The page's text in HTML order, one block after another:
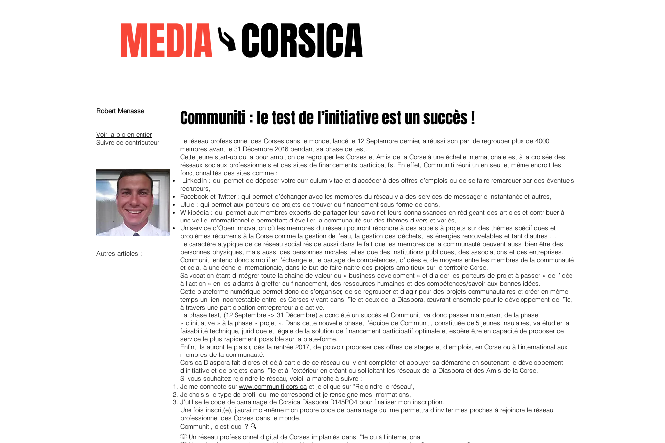
MEDIACORSICA
Robert Menasse
Voir la bio en entier
Suivre ce contributeur
Autres articles :
Communiti : le test de l’initiative est un succès !
Le réseau professionnel des Corses dans le monde, lancé le 12 Septembre dernier, a réussi son pari de regrouper plus de 4000
membres avant le 31 Décembre 2016 pendant sa phase de test.
Cette jeune start-up qui a pour ambition de regrouper les Corses et Amis de la Corse à une échelle internationale est à la croisée des
réseaux sociaux professionnels et des sites de financements participatifs. En effet, Communiti réuni un en seul et même endroit les
fonctionnalités des sites comme :
LinkedIn : qui permet de déposer votre curriculum vitae et d’accéder à des offres d’emplois ou de se faire remarquer par des éventuels
recruteurs,
Facebook et Twitter : qui permet d’échanger avec les membres du réseau via des services de messagerie instantanée et autres,
Ulule : qui permet aux porteurs de projets de trouver du financement sous forme de dons,
Wikipédia : qui permet aux membres-experts de partager leur savoir et leurs connaissances en rédigeant des articles et contribuer à
une veille informationnelle permettant d’éveiller la communauté sur des thèmes divers et variés,
Un service d’Open Innovation où les membres du réseau pourront répondre à des appels à projets sur des thèmes spécifiques et
problèmes récurrents à la Corse comme la gestion de l’eau, la gestion des déchets, les énergies renouvelables et tant d’autres …
Le caractère atypique de ce réseau social réside aussi dans le fait que les membres de la communauté peuvent aussi bien être des
personnes physiques, mais aussi des personnes morales telles que des institutions publiques, des associations et des entreprises.
Communiti entend donc simplifier l’échange et le partage de compétences, d’idées et de moyens entre les membres de la communauté
et cela, à une échelle internationale, dans le but de faire naître des projets ambitieux sur le territoire Corse.
Sa vocation étant d’intégrer toute la chaîne de valeur du « business development » et d’aider les porteurs de projet à passer « de l’idée
à l’action » en les aidants à greffer du financement, des ressources humaines et des compétences/savoir aux bonnes idées.
Cette plateforme numérique permet donc de s’organiser, de se regrouper et d’agir pour des projets communautaires et créer en même
temps un lien incontestable entre les Corses vivant dans l’île et ceux de la Diaspora, œuvrant ensemble pour le développement de l’île,
à travers une participation entrepreneuriale active.
La phase test, (12 Septembre -> 31 Décembre) a donc été un succès et Communiti va donc passer maintenant de la phase
« d’initiative » à la phase « projet ». Dans cette nouvelle phase, l’équipe de Communiti, constituée de 5 jeunes insulaires, va étudier la
faisabilité technique, juridique et légale de la solution de financement participatif optimale et espère être en capacité de proposer ce
service le plus rapidement possible sur la plate-forme.
Enfin, ils auront le plaisir, dès la rentrée 2017, de pouvoir proposer des offres de stages et d’emplois, en Corse ou à l’international aux
membres de la communauté.
Corsica Diaspora fait d’ores et déjà partie de ce réseau qui vient compléter et appuyer sa démarche en soutenant le développement
d’initiative et de projets dans l’île et à l’extérieur en créant ou sollicitant les réseaux de la Diaspora et des Amis de la Corse.
Si vous souhaitez rejoindre le réseau, voici la marche à suivre :
Je me connecte sur www.communiti.corsica et je clique sur "Rejoindre le réseau",
Je choisis le type de profil qui me correspond et je renseigne mes informations,
J'utilise le code de parrainage de Corsica Diaspora D145PO4 pour finaliser mon inscription.
Une fois inscrit(e), j’aurai moi-même mon propre code de parrainage qui me permettra d'inviter mes proches à rejoindre le réseau
professionnel des Corses dans le monde.
Communiti, c'est quoi ? 🔍
💡 Un réseau professionnel digital de Corses implantés dans l'île ou à l'international